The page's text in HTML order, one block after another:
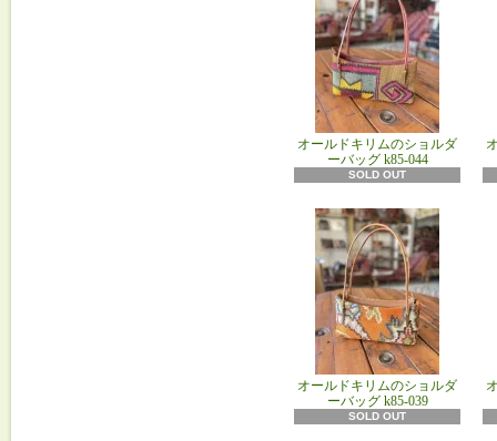
オールドキリムのショルダ
ーバッグ k85‐044
SOLD OUT
オールドキリムのショルダ
ーバッグ k85‐039
SOLD OUT